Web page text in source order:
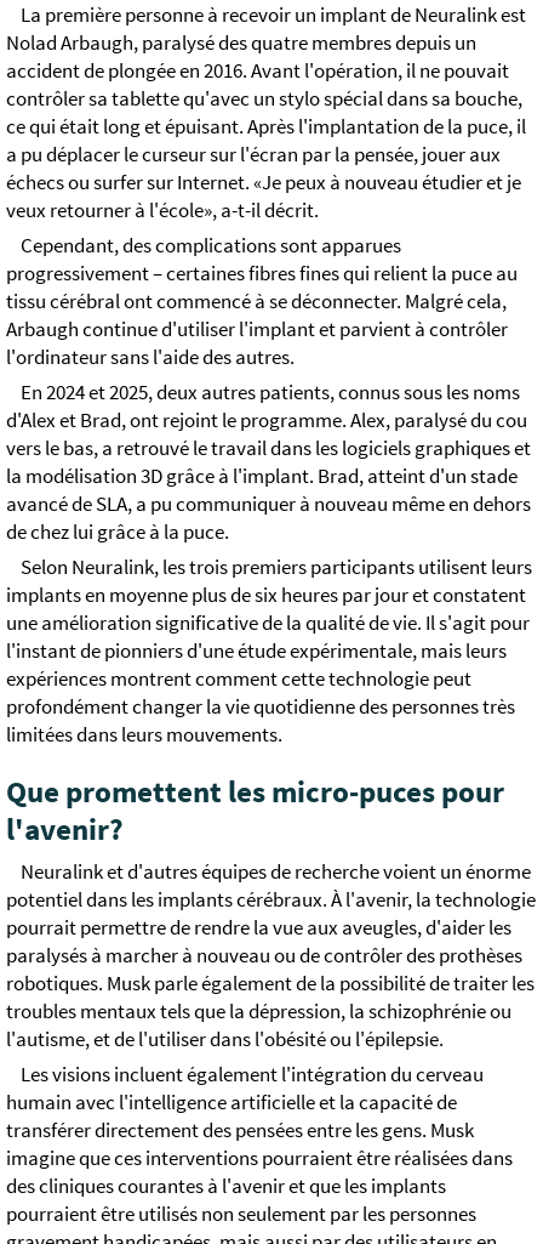
La première personne à recevoir un implant de Neuralink est
Nolad Arbaugh, paralysé des quatre membres depuis un
accident de plongée en 2016. Avant l'opération, il ne pouvait
contrôler sa tablette qu'avec un stylo spécial dans sa bouche,
ce qui était long et épuisant. Après l'implantation de la puce, il
a pu déplacer le curseur sur l'écran par la pensée, jouer aux
échecs ou surfer sur Internet. «Je peux à nouveau étudier et je
veux retourner à l'école», a-t-il décrit.
Cependant, des complications sont apparues
progressivement – certaines fibres fines qui relient la puce au
tissu cérébral ont commencé à se déconnecter. Malgré cela,
Arbaugh continue d'utiliser l'implant et parvient à contrôler
l'ordinateur sans l'aide des autres.
En 2024 et 2025, deux autres patients, connus sous les noms
d'Alex et Brad, ont rejoint le programme. Alex, paralysé du cou
vers le bas, a retrouvé le travail dans les logiciels graphiques et
la modélisation 3D grâce à l'implant. Brad, atteint d'un stade
avancé de SLA, a pu communiquer à nouveau même en dehors
de chez lui grâce à la puce.
Selon Neuralink, les trois premiers participants utilisent leurs
implants en moyenne plus de six heures par jour et constatent
une amélioration significative de la qualité de vie. Il s'agit pour
l'instant de pionniers d'une étude expérimentale, mais leurs
expériences montrent comment cette technologie peut
profondément changer la vie quotidienne des personnes très
limitées dans leurs mouvements.
Que promettent les micro-puces pour
l'avenir?
Neuralink et d'autres équipes de recherche voient un énorme
potentiel dans les implants cérébraux. À l'avenir, la technologie
pourrait permettre de rendre la vue aux aveugles, d'aider les
paralysés à marcher à nouveau ou de contrôler des prothèses
robotiques. Musk parle également de la possibilité de traiter les
troubles mentaux tels que la dépression, la schizophrénie ou
l'autisme, et de l'utiliser dans l'obésité ou l'épilepsie.
Les visions incluent également l'intégration du cerveau
humain avec l'intelligence artificielle et la capacité de
transférer directement des pensées entre les gens. Musk
imagine que ces interventions pourraient être réalisées dans
des cliniques courantes à l'avenir et que les implants
pourraient être utilisés non seulement par les personnes